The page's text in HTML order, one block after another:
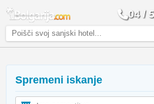
04 /
Spremeni iskanje